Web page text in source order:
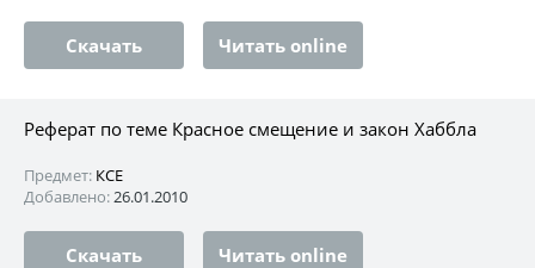
Скачать Читать online
Реферат по теме Красное смещение и закон Хаббла
Предмет: КСЕ
Добавлено:26.01.2010
Скачать Читать online